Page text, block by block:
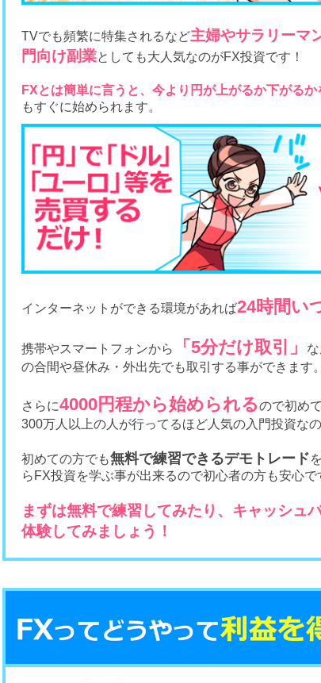
TVでも頻繁に特集されるなど主婦やサラリーマ
門向け副業としても大人気なのがFX投資です！
FXとは簡単に言うと、今より円が上がるか下がる
もすぐに始められます。
インターネットができる環境があれば24時間い
携帯やスマートフォンから 「5分だけ取引」
の合間や昼休み・外出先でも取引する事ができます。
さらに4000円程から始められるので初め
300万人以上の人が行ってるほど人気の入門投資なの
初めての方でも無料で練習できるデモトレード
らFX投資を学ぶ事が出来るので初心者の方も安心で
まずは無料で練習してみたり、キャッシュ
体験してみましょう！